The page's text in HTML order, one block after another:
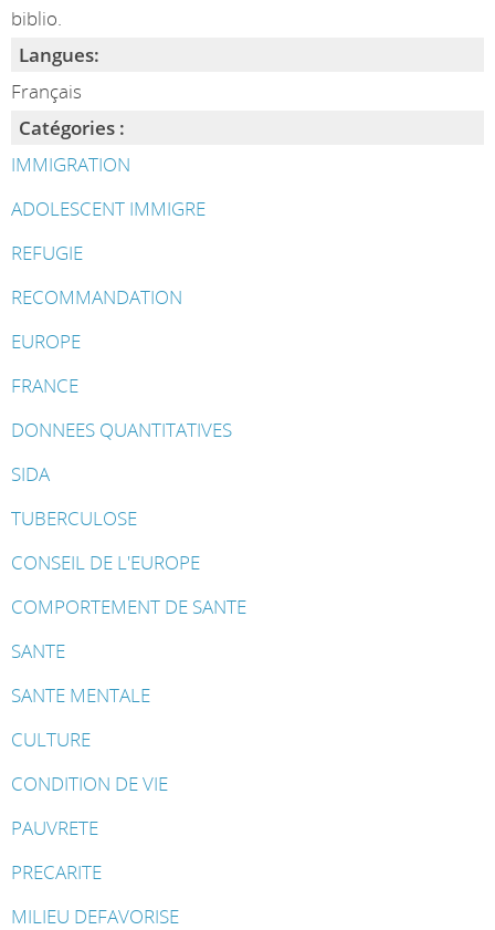
biblio.
Langues:
Français
Catégories :
IMMIGRATION
ADOLESCENT IMMIGRE
REFUGIE
RECOMMANDATION
EUROPE
FRANCE
DONNEES QUANTITATIVES
SIDA
TUBERCULOSE
CONSEIL DE L'EUROPE
COMPORTEMENT DE SANTE
SANTE
SANTE MENTALE
CULTURE
CONDITION DE VIE
PAUVRETE
PRECARITE
MILIEU DEFAVORISE